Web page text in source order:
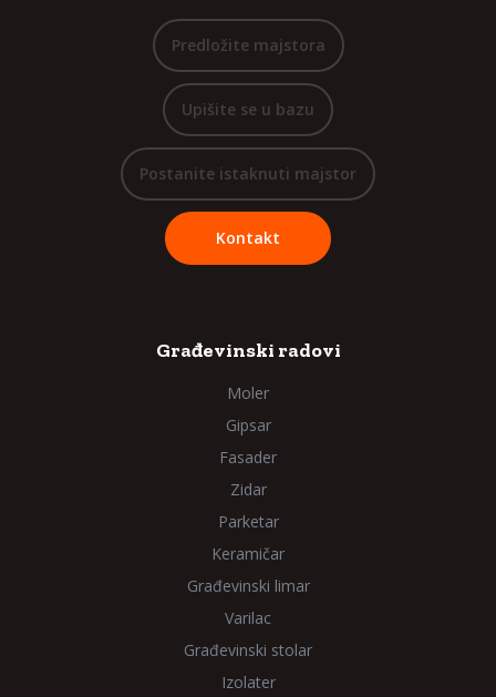
Predložite majstora
Upišite se u bazu
Postanite istaknuti majstor
Kontakt
Građevinski radovi
Moler
Gipsar
Fasader
Zidar
Parketar
Keramičar
Građevinski limar
Varilac
Građevinski stolar
Izolater